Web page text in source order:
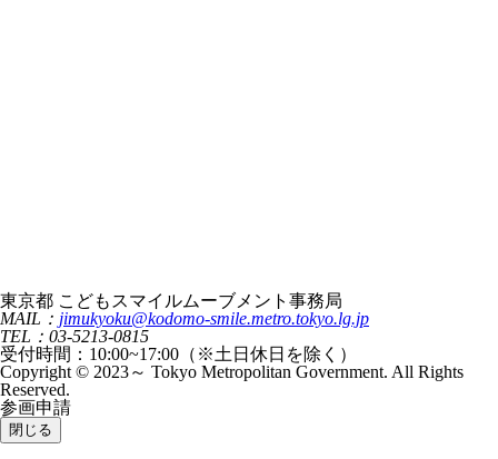
東京都 こどもスマイルムーブメント事務局
MAIL： jimukyoku@kodomo-smile.metro.tokyo.lg.jp
TEL：03-5213-0815
受付時間：10:00~17:00（※土日休日を除く）
Copyright © 2023～ Tokyo Metropolitan Government. All Rights
Reserved.
参画申請
閉じる